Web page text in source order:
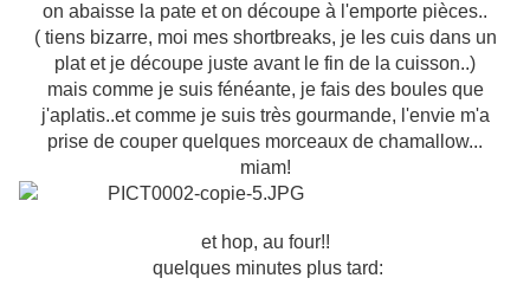
on abaisse la pate et on découpe à l'emporte pièces..
( tiens bizarre, moi mes shortbreaks, je les cuis dans un
plat et je découpe juste avant le fin de la cuisson..)
mais comme je suis fénéante, je fais des boules que
j'aplatis..et comme je suis très gourmande, l'envie m'a
prise de couper quelques morceaux de chamallow...
miam!
et hop, au four!!
quelques minutes plus tard: